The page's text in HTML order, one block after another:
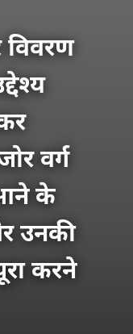
वर्ग
के
उनकी
करने